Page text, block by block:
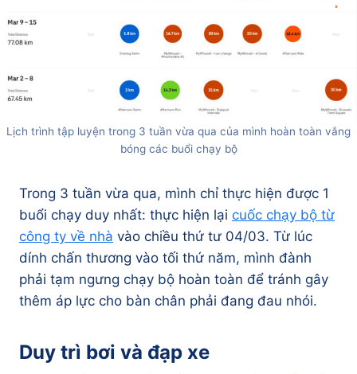
Lịch trình tập luyện trong 3 tuần vừa qua của mình hoàn toàn vắng
bóng các buổi chạy bộ
Trong 3 tuần vừa qua, mình chỉ thực hiện được 1
buổi chạy duy nhất: thực hiện lại cuốc chạy bộ từ
công ty về nhà vào chiều thứ tư 04/03. Từ lúc
dính chấn thương vào tối thứ năm, mình đành
phải tạm ngưng chạy bộ hoàn toàn để tránh gây
thêm áp lực cho bàn chân phải đang đau nhói.
Duy trì bơi và đạp xe